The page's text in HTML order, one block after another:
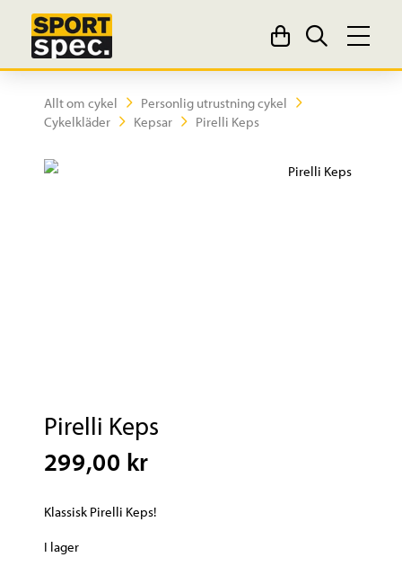
Allt om cykel
Personlig utrustning cykel
Cykelkläder
Kepsar Pirelli Keps
Pirelli Keps
299,00 kr
Klassisk Pirelli Keps!
I lager